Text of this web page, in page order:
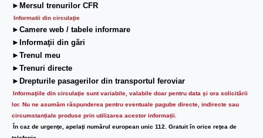
►Mersul trenurilor CFR
Informatii din circulaţie
►Camere web / tabele informare
►Informaţii din gări
►Trenul meu
►Trenuri directe
►Drepturile pasagerilor din transportul feroviar
Informaţiile din circulaţie sunt variabile, valabile doar pentru data şi ora solicitării
lor. Nu ne asumăm răspunderea pentru eventuale pagube directe, indirecte sau
circumstanțiale produse prin utilizarea acestor informații.
În caz de urgenţe, apelaţi numărul european unic 112. Gratuit în orice reţea de